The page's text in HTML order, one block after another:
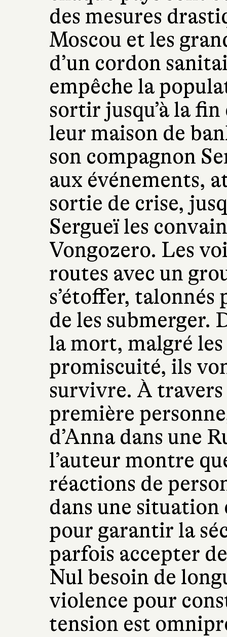
des mesures
Moscou et les
d’un cordon
empêche la
sortir jusqu’à la fin
leur maison de
son compagnon
aux événements,
sortie de crise,
Sergueï les
Vongozero. Les
routes avec un
s’étoffer, talonnés
de les submerger.
la mort, malgré
promiscuité, ils
survivre. À
première
d’Anna dans une
l’auteur montre
réactions de
dans une
pour garantir la
parfois accepter
Nul besoin de
violence pour
tension est